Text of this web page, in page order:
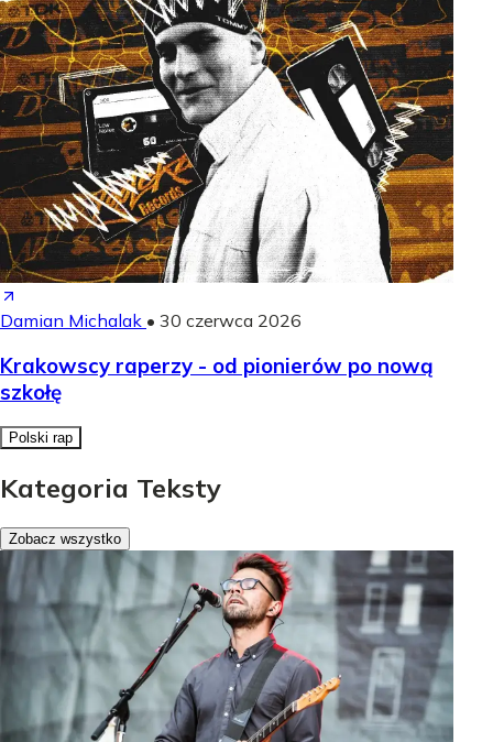
Damian Michalak • 30 czerwca 2026
Krakowscy raperzy - od pionierów po nową
szkołę
Polski rap
Kategoria Teksty
Zobacz wszystko